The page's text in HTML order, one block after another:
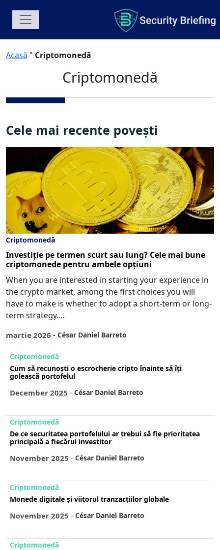
Acasă " Criptomonedă
Criptomonedă
Cele mai recente povești
Criptomonedă
Investiție pe termen scurt sau lung? Cele mai bune
criptomonede pentru ambele opțiuni
When you are interested in starting your experience in
the crypto market, among the first choices you will
have to make is whether to adopt a short-term or long-
term strategy.…
martie 2026 - César Daniel Barreto
Criptomonedă
Cum să recunoști o escrocherie cripto înainte să îți
golească portofelul
December 2025 - César Daniel Barreto
Criptomonedă
De ce securitatea portofelului ar trebui să fie prioritatea
principală a fiecărui investitor
November 2025 - César Daniel Barreto
Criptomonedă
Monede digitale și viitorul tranzacțiilor globale
November 2025 - César Daniel Barreto
Criptomonedă